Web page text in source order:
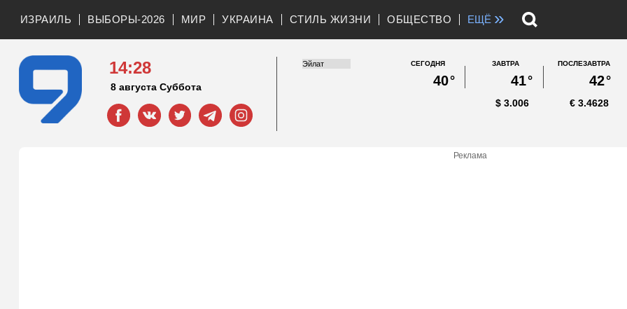
ИЗРАИЛЬ ВЫБОРЫ-2026 МИР УКРАИНА СТИЛЬ ЖИЗНИ ОБЩЕСТВО ЕЩЁ »
14:28
8 августа Суббота
СЕГОДНЯ
40°
ЗАВТРА
41°
ПОСЛЕЗАВТРА
42°
3.006
$ 3.4628
€
Реклама